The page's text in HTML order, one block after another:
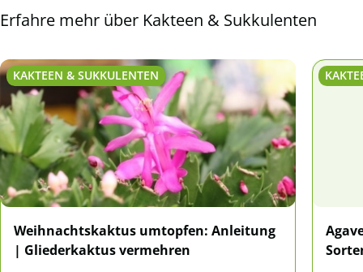
Erfahre mehr über Kakteen & Sukkulenten
KAKTEEN & SUKKULENTEN
Weihnachtskaktus umtopfen: Anleitung
| Gliederkaktus vermehren